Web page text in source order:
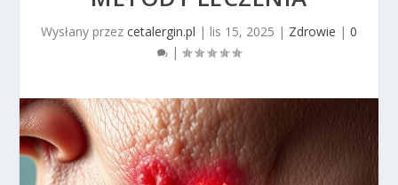
Wysłany przez cetalergin.pl | lis 15, 2025 | Zdrowie | 0
|